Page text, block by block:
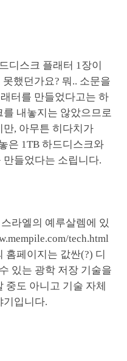
디스크 플래터 1장이
했던가요? 뭐.. 소문을
터를 만들었다고는 하
내놓지는 않았으므로
, 아무튼 히다치가
은 1TB 하드디스크와
들었다는 소립니다.
라엘의 예루살렘에 있
tech.html
홈페이지는 값싼(?) 디
있는 광학 저장 기술을
중도 아니고 기술 자체
기입니다.